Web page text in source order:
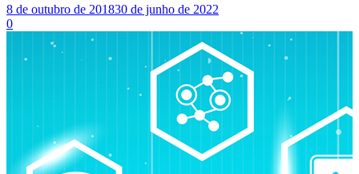
8 de outubro de 201830 de junho de 2022
0